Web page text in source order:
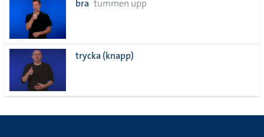
bra tummen upp
trycka (knapp)